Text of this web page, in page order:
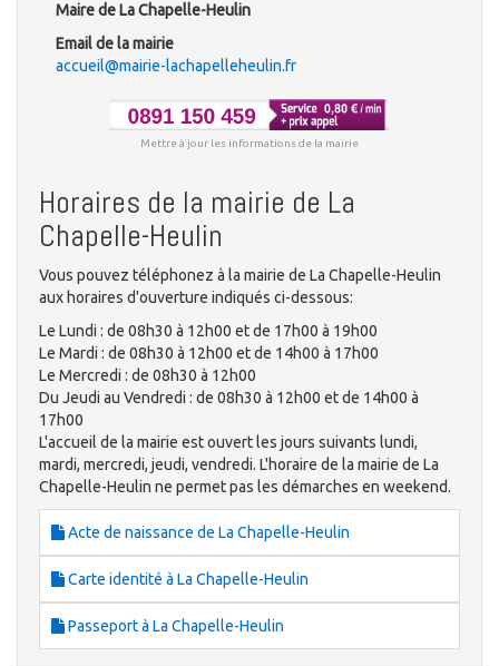
Maire de La Chapelle-Heulin
Email de la mairie
accueil@mairie-lachapelleheulin.fr
Mettre à jour les informations de la mairie
Horaires de la mairie de La
Chapelle-Heulin
Vous pouvez téléphonez à la mairie de La Chapelle-Heulin
aux horaires d'ouverture indiqués ci-dessous:
Le Lundi : de 08h30 à 12h00 et de 17h00 à 19h00
Le Mardi : de 08h30 à 12h00 et de 14h00 à 17h00
Le Mercredi : de 08h30 à 12h00
Du Jeudi au Vendredi : de 08h30 à 12h00 et de 14h00 à
17h00
L'accueil de la mairie est ouvert les jours suivants lundi,
mardi, mercredi, jeudi, vendredi. L'horaire de la mairie de La
Chapelle-Heulin ne permet pas les démarches en weekend.
Acte de naissance de La Chapelle-Heulin
Carte identité à La Chapelle-Heulin
Passeport à La Chapelle-Heulin